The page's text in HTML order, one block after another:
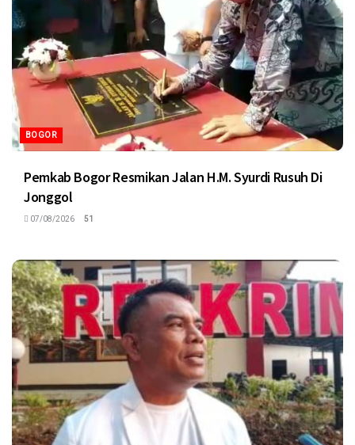
BOGOR
Pemkab Bogor Resmikan Jalan H.M. Syurdi Rusuh Di
Jonggol
07/08/2026 51